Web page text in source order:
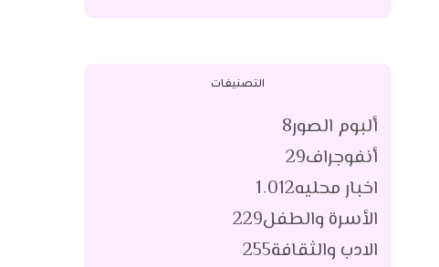
التصنيفات
ألبوم الصور8
أنفوجراف29
اخبار محليه1٬012
الأسرة والطفل229
الادب والثقافة255